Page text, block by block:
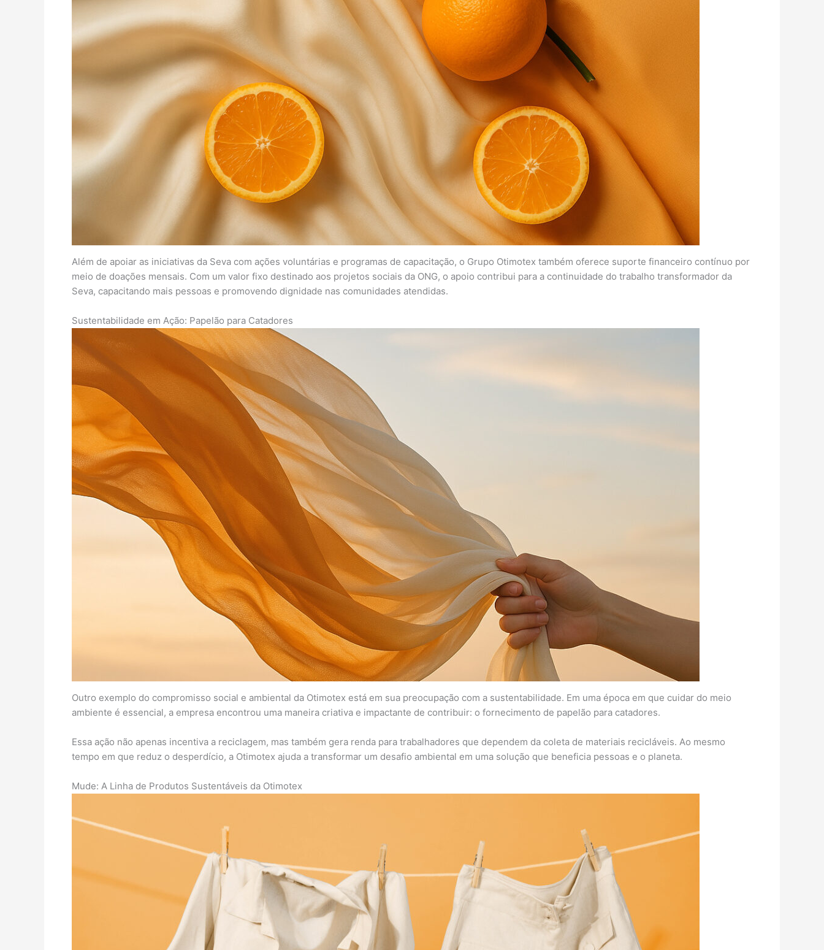
Além de apoiar as iniciativas da Seva com ações voluntárias e programas de capacitação, o Grupo Otimotex também oferece suporte financeiro contínuo por
meio de doações mensais. Com um valor fixo destinado aos projetos sociais da ONG, o apoio contribui para a continuidade do trabalho transformador da
Seva, capacitando mais pessoas e promovendo dignidade nas comunidades atendidas.
Sustentabilidade em Ação: Papelão para Catadores
Outro exemplo do compromisso social e ambiental da Otimotex está em sua preocupação com a sustentabilidade. Em uma época em que cuidar do meio
ambiente é essencial, a empresa encontrou uma maneira criativa e impactante de contribuir: o fornecimento de papelão para catadores.
Essa ação não apenas incentiva a reciclagem, mas também gera renda para trabalhadores que dependem da coleta de materiais recicláveis. Ao mesmo
tempo em que reduz o desperdício, a Otimotex ajuda a transformar um desafio ambiental em uma solução que beneficia pessoas e o planeta.
Mude: A Linha de Produtos Sustentáveis da Otimotex